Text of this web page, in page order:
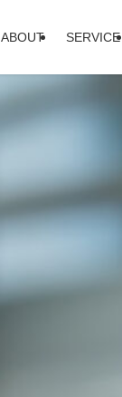
ABOUT SERVICE